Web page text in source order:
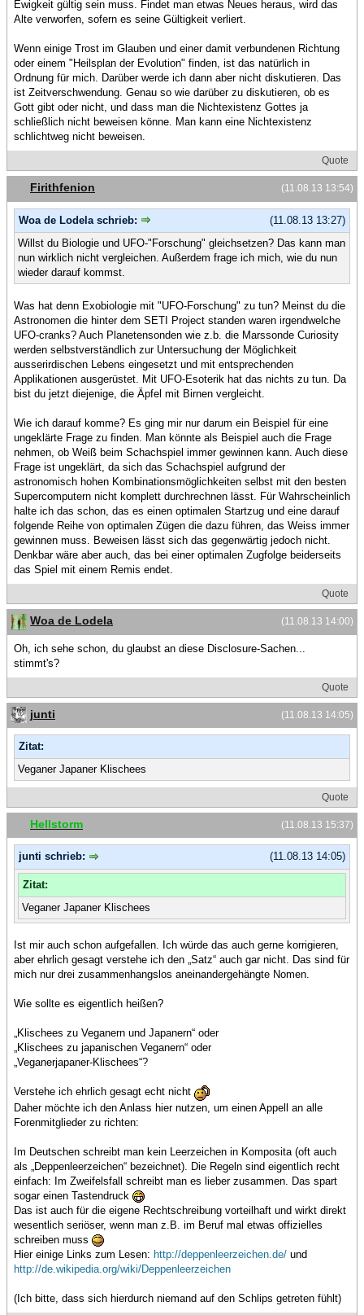
Ewigkeit gültig sein muss. Findet man etwas Neues heraus, wird das
Alte verworfen, sofern es seine Gültigkeit verliert.
Wenn einige Trost im Glauben und einer damit verbundenen Richtung
oder einem "Heilsplan der Evolution" finden, ist das natürlich in
Ordnung für mich. Darüber werde ich dann aber nicht diskutieren. Das
ist Zeitverschwendung. Genau so wie darüber zu diskutieren, ob es
Gott gibt oder nicht, und dass man die Nichtexistenz Gottes ja
schließlich nicht beweisen könne. Man kann eine Nichtexistenz
schlichtweg nicht beweisen.
Quote
(11.08.13 13:54)
Firithfenion
(11.08.13 13:27)
Woa de Lodela schrieb:
Willst du Biologie und UFO-"Forschung" gleichsetzen? Das kann man
nun wirklich nicht vergleichen. Außerdem frage ich mich, wie du nun
wieder darauf kommst.
Was hat denn Exobiologie mit "UFO-Forschung" zu tun? Meinst du die
Astronomen die hinter dem SETI Project standen waren irgendwelche
UFO-cranks? Auch Planetensonden wie z.b. die Marssonde Curiosity
werden selbstverständlich zur Untersuchung der Möglichkeit
ausserirdischen Lebens eingesetzt und mit entsprechenden
Applikationen ausgerüstet. Mit UFO-Esoterik hat das nichts zu tun. Da
bist du jetzt diejenige, die Äpfel mit Birnen vergleicht.
Wie ich darauf komme? Es ging mir nur darum ein Beispiel für eine
ungeklärte Frage zu finden. Man könnte als Beispiel auch die Frage
nehmen, ob Weiß beim Schachspiel immer gewinnen kann. Auch diese
Frage ist ungeklärt, da sich das Schachspiel aufgrund der
astronomisch hohen Kombinationsmöglichkeiten selbst mit den besten
Supercomputern nicht komplett durchrechnen lässt. Für Wahrscheinlich
halte ich das schon, das es einen optimalen Startzug und eine darauf
folgende Reihe von optimalen Zügen die dazu führen, das Weiss immer
gewinnen muss. Beweisen lässt sich das gegenwärtig jedoch nicht.
Denkbar wäre aber auch, das bei einer optimalen Zugfolge beiderseits
das Spiel mit einem Remis endet.
Quote
(11.08.13 14:00)
Woa de Lodela
Oh, ich sehe schon, du glaubst an diese Disclosure-Sachen...
stimmt's?
Quote
(11.08.13 14:05)
junti
Zitat:
Veganer Japaner Klischees
Quote
(11.08.13 15:37)
Hellstorm
(11.08.13 14:05)
junti schrieb:
Zitat:
Veganer Japaner Klischees
Ist mir auch schon aufgefallen. Ich würde das auch gerne korrigieren,
aber ehrlich gesagt verstehe ich den „Satz“ auch gar nicht. Das sind für
mich nur drei zusammenhangslos aneinandergehängte Nomen.
Wie sollte es eigentlich heißen?
„Klischees zu Veganern und Japanern“ oder
„Klischees zu japanischen Veganern“ oder
„Veganerjapaner-Klischees“?
Verstehe ich ehrlich gesagt echt nicht
Daher möchte ich den Anlass hier nutzen, um einen Appell an alle
Forenmitglieder zu richten:
Im Deutschen schreibt man kein Leerzeichen in Komposita (oft auch
als „Deppenleerzeichen“ bezeichnet). Die Regeln sind eigentlich recht
einfach: Im Zweifelsfall schreibt man es lieber zusammen. Das spart
sogar einen Tastendruck
Das ist auch für die eigene Rechtschreibung vorteilhaft und wirkt direkt
wesentlich seriöser, wenn man z.B. im Beruf mal etwas offizielles
schreiben muss
Hier einige Links zum Lesen: http://deppenleerzeichen.de/ und
http://de.wikipedia.org/wiki/Deppenleerzeichen
(Ich bitte, dass sich hierdurch niemand auf den Schlips getreten fühlt)